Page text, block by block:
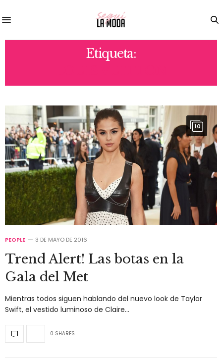
Etiqueta:
10
PEOPLE 3 DE MAYO DE 2016
Trend Alert! Las botas en la
Gala del Met
Mientras todos siguen hablando del nuevo look de Taylor
Swift, el vestido luminoso de Claire…
0 SHARES